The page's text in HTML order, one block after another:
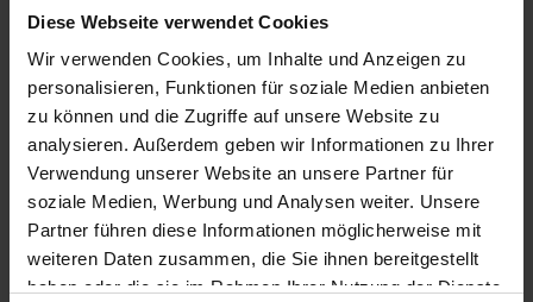
Diese Webseite verwendet Cookies
Wir verwenden Cookies, um Inhalte und Anzeigen zu
personalisieren, Funktionen für soziale Medien anbieten
zu können und die Zugriffe auf unsere Website zu
analysieren. Außerdem geben wir Informationen zu Ihrer
Verwendung unserer Website an unsere Partner für
soziale Medien, Werbung und Analysen weiter. Unsere
Partner führen diese Informationen möglicherweise mit
weiteren Daten zusammen, die Sie ihnen bereitgestellt
haben oder die sie im Rahmen Ihrer Nutzung der Dienste